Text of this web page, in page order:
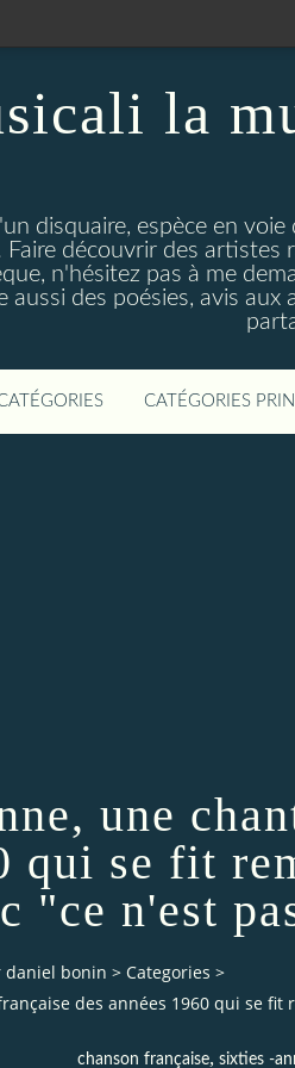
la
disquaire, espèce en
Faire découvrir des artistes
n'hésitez pas à me
aussi des poésies, avis
CATÉGORIES
une
qui se fit
"ce n'est
daniel bonin > Categories >
des années 1960 qui se
chanson française, sixties -